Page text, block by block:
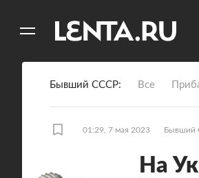
Бывший СССР Все
01:29, 7 мая 2023 Бывший
На